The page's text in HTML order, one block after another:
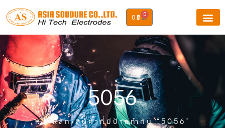
0 ฿ 0
5056
หน้าหลัก›สินค้าที่มีป้ายกำกับ “5056”